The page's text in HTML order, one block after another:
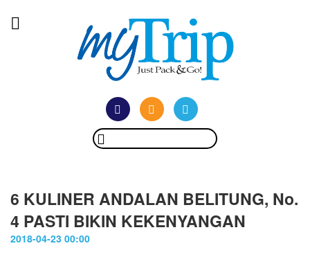
6 KULINER ANDALAN BELITUNG, No.
4 PASTI BIKIN KEKENYANGAN
2018-04-23 00:00